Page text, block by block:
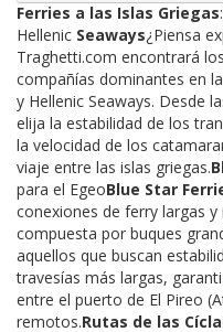
Ferries a las Islas Griegas
Hellenic Seaways¿Piensa
Traghetti.com encontrará los
compañías dominantes en
y Hellenic Seaways. Desde
elija la estabilidad de los
la velocidad de los
viaje entre las islas griegas.
para el EgeoBlue Star
conexiones de ferry largas
compuesta por buques
aquellos que buscan
travesías más largas,
entre el puerto de El Pireo
remotos.Rutas de las